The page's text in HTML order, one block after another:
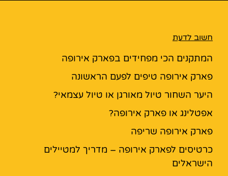
חשוב לדעת
המתקנים הכי מפחידים בפארק אירופה
פארק אירופה טיפים לפעם הראשונה
היער השחור טיול מאורגן או טיול עצמאי?
אפטלינג או פארק אירופה?
פארק אירופה שריפה
כרטיסים לפארק אירופה – מדריך למטיילים
הישראלים